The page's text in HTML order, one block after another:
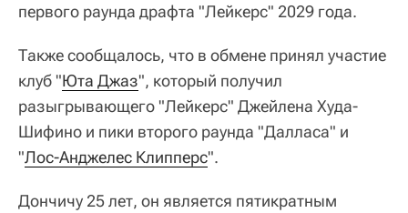
первого раунда драфта "Лейкерс" 2029 года.
Также сообщалось, что в обмене принял участие
клуб "Юта Джаз", который получил
разыгрывающего "Лейкерс" Джейлена Худа-
Шифино и пики второго раунда "Далласа" и
"Лос-Анджелес Клипперс".
Дончичу 25 лет, он является пятикратным